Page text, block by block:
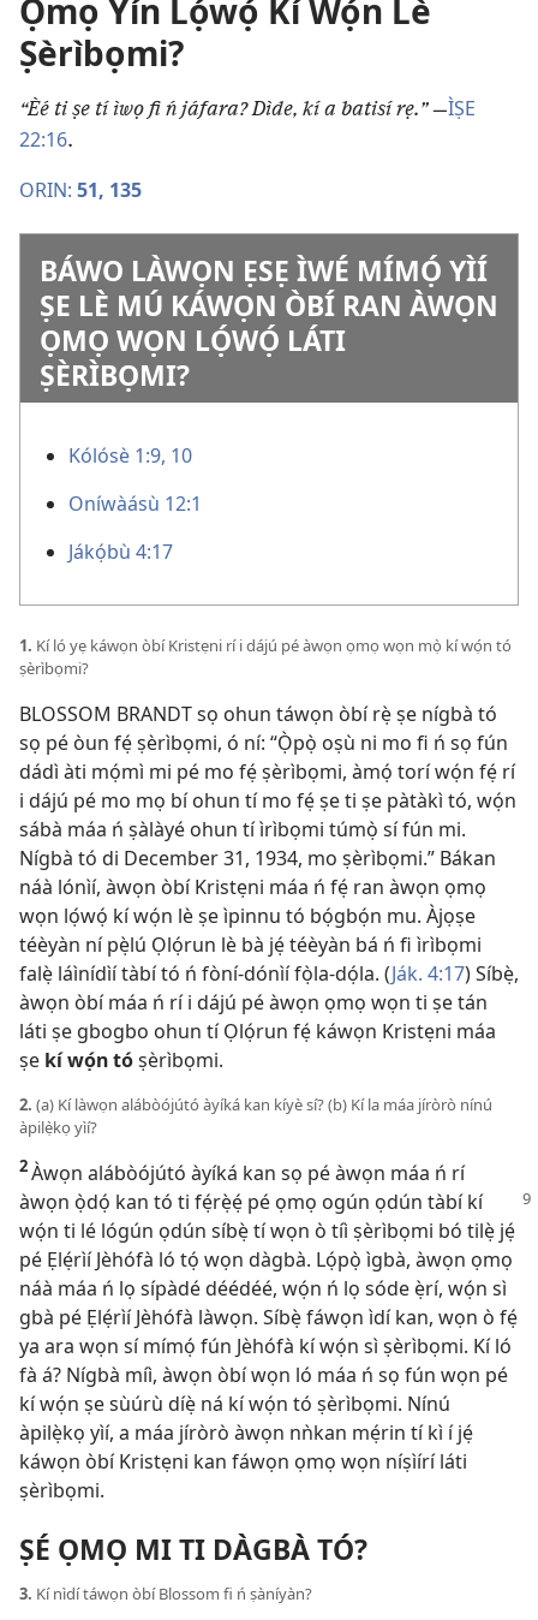
Ọmọ Yín Lọ́wọ́ Kí Wọ́n Lè
Ṣèrìbọmi?
“Èé ti ṣe tí ìwọ fi ń jáfara? Dìde, kí a batisí rẹ.” ​—ÌṢE
22:16.
ORIN: 51, 135
BÁWO LÀWỌN ẸSẸ ÌWÉ MÍMỌ́ YÌÍ
ṢE LÈ MÚ KÁWỌN ÒBÍ RAN ÀWỌN
ỌMỌ WỌN LỌ́WỌ́ LÁTI
ṢÈRÌBỌMI?
Kólósè 1:​9, 10
Oníwàásù 12:1
Jákọ́bù 4:17
1. Kí ló yẹ káwọn òbí Kristẹni rí i dájú pé àwọn ọmọ wọn mọ̀ kí wọ́n tó
ṣèrìbọmi?
BLOSSOM BRANDT sọ ohun táwọn òbí rẹ̀ ṣe nígbà tó
sọ pé òun fẹ́ ṣèrìbọmi, ó ní: “Ọ̀pọ̀ oṣù ni mo fi ń sọ fún
dádì àti mọ́mì mi pé mo fẹ́ ṣèrìbọmi, àmọ́ torí wọ́n fẹ́ rí
i dájú pé mo mọ bí ohun tí mo fẹ́ ṣe ti ṣe pàtàkì tó, wọ́n
sábà máa ń ṣàlàyé ohun tí ìrìbọmi túmọ̀ sí fún mi.
Nígbà tó di December 31, 1934, mo ṣèrìbọmi.” Bákan
náà lónìí, àwọn òbí Kristẹni máa ń fẹ́ ran àwọn ọmọ
wọn lọ́wọ́ kí wọ́n lè ṣe ìpinnu tó bọ́gbọ́n mu. Àjọṣe
téèyàn ní pẹ̀lú Ọlọ́run lè bà jẹ́ téèyàn bá ń fi ìrìbọmi
falẹ̀ láìnídìí tàbí tó ń fòní-dónìí fọ̀la-dọ́la. (Ják. 4:17) Síbẹ̀,
àwọn òbí máa ń rí i dájú pé àwọn ọmọ wọn ti ṣe tán
láti ṣe gbogbo ohun tí Ọlọ́run fẹ́ káwọn Kristẹni máa
ṣe kí wọ́n tóṣèrìbọmi.
2. (a) Kí làwọn alábòójútó àyíká kan kíyè sí? (b) Kí la máa jíròrò nínú
àpilẹ̀kọ yìí?
2Àwọn alábòójútó àyíká kan sọ pé àwọn máa ń rí
àwọn ọ̀dọ́ kan tó ti fẹ́rẹ̀ẹ́ pé ọmọ ogún ọdún tàbí kí
wọ́n ti lé lógún ọdún síbẹ̀ tí wọn ò tíì ṣèrìbọmi bó tilẹ̀ jẹ́
pé Ẹlẹ́rìí Jèhófà ló tọ́ wọn dàgbà. Lọ́pọ̀ ìgbà, àwọn ọmọ
náà máa ń lọ sípàdé déédéé, wọ́n ń lọ sóde ẹ̀rí, wọ́n sì
gbà pé Ẹlẹ́rìí Jèhófà làwọn. Síbẹ̀ fáwọn ìdí kan, wọn ò fẹ́
ya ara wọn sí mímọ́ fún Jèhófà kí wọ́n sì ṣèrìbọmi. Kí ló
fà á? Nígbà míì, àwọn òbí wọn ló máa ń sọ fún wọn pé
kí wọ́n ṣe sùúrù díẹ̀ ná kí wọ́n tó ṣèrìbọmi. Nínú
àpilẹ̀kọ yìí, a máa jíròrò àwọn nǹkan mẹ́rin tí kì í jẹ́
káwọn òbí Kristẹni kan fáwọn ọmọ wọn níṣìírí láti
ṣèrìbọmi.
ṢÉ ỌMỌ MI TI DÀGBÀ TÓ?
3. Kí nìdí táwọn òbí Blossom fi ń ṣàníyàn?